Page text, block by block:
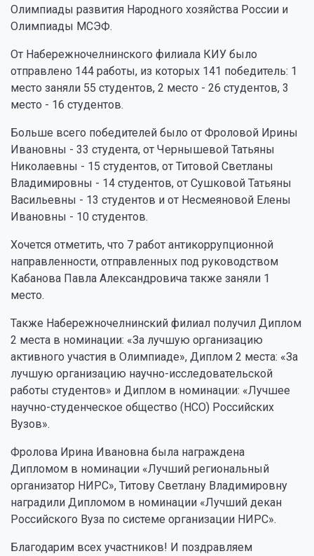
Олимпиады развития Народного хозяйства России и
Олимпиады МСЭФ.
От Набережночелнинского филиала КИУ было
отправлено 144 работы, из которых 141 победитель: 1
место заняли 55 студентов, 2 место - 26 студентов, 3
место - 16 студентов.
Больше всего победителей было от Фроловой Ирины
Ивановны - 33 студента, от Чернышевой Татьяны
Николаевны - 15 студентов, от Титовой Светланы
Владимировны - 14 студентов, от Сушковой Татьяны
Васильевны - 13 студентов и от Несмеяновой Елены
Ивановны - 10 студентов.
Хочется отметить, что 7 работ антикоррупционной
направленности, отправленных под руководством
Кабанова Павла Александровича также заняли 1
место.
Также Набережночелнинский филиал получил Диплом
2 места в номинации: «За лучшую организацию
активного участия в Олимпиаде», Диплом 2 места: «За
лучшую организацию научно-исследовательской
работы студентов» и Диплом в номинации: «Лучшее
научно-студенческое общество (НСО) Российских
Вузов».
Фролова Ирина Ивановна была награждена
Дипломом в номинации «Лучший региональный
организатор НИРС», Титову Светлану Владимировну
наградили Дипломом в номинации «Лучший декан
Российского Вуза по системе организации НИРС».
Благодарим всех участников! И поздравляем